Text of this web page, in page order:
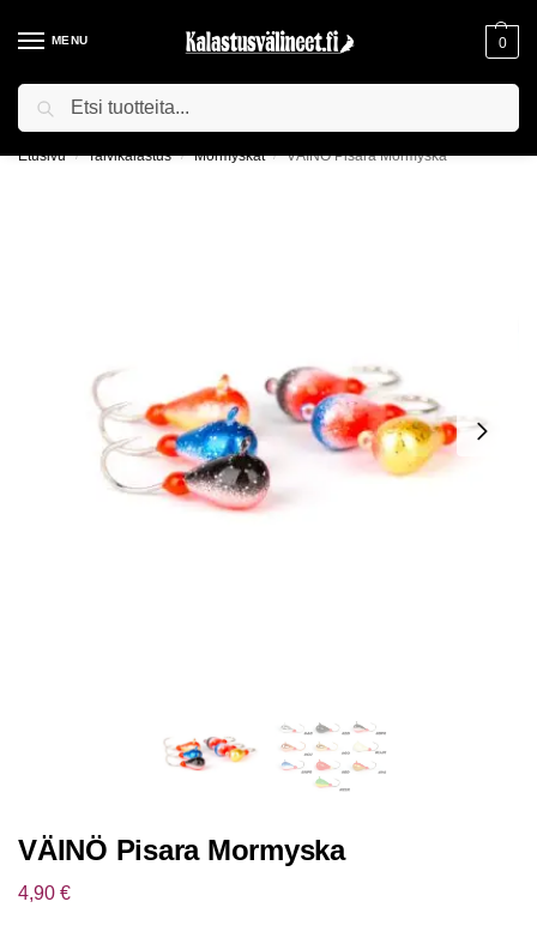
MENU 0
ILMAINEN TOIMITUS YLI 75€ TILAUKSILLE!
Etusivu / Talvikalastus / Mormyskat / VÄINÖ Pisara Mormyska
VÄINÖ Pisara Mormyska
4,90 €